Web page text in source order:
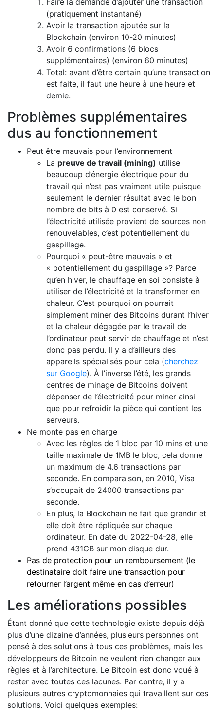
Faire la demande d’ajouter une transaction
(pratiquement instantané)
Avoir la transaction ajoutée sur la
Blockchain (environ 10-20 minutes)
Avoir 6 confirmations (6 blocs
supplémentaires) (environ 60 minutes)
Total: avant d’être certain qu’une transaction
est faite, il faut une heure à une heure et
demie.
Problèmes supplémentaires
dus au fonctionnement
Peut être mauvais pour l’environnement
La preuve de travail (mining) utilise
beaucoup d’énergie électrique pour du
travail qui n’est pas vraiment utile puisque
seulement le dernier résultat avec le bon
nombre de bits à 0 est conservé. Si
l’électricité utilisée provient de sources non
renouvelables, c’est potentiellement du
gaspillage.
Pourquoi « peut-être mauvais » et
« potentiellement du gaspillage »? Parce
qu’en hiver, le chauffage en soi consiste à
utiliser de l’électricité et la transformer en
chaleur. C’est pourquoi on pourrait
simplement miner des Bitcoins durant l’hiver
et la chaleur dégagée par le travail de
l’ordinateur peut servir de chauffage et n’est
donc pas perdu. Il y a d’ailleurs des
appareils spécialisés pour cela (cherchez
sur Google). À l’inverse l’été, les grands
centres de minage de Bitcoins doivent
dépenser de l’électricité pour miner ainsi
que pour refroidir la pièce qui contient les
serveurs.
Ne monte pas en charge
Avec les règles de 1 bloc par 10 mins et une
taille maximale de 1MB le bloc, cela donne
un maximum de 4.6 transactions par
seconde. En comparaison, en 2010, Visa
s’occupait de 24000 transactions par
seconde.
En plus, la Blockchain ne fait que grandir et
elle doit être répliquée sur chaque
ordinateur. En date du 2022-04-28, elle
prend 431GB sur mon disque dur.
Pas de protection pour un remboursement (le
destinataire doit faire une transaction pour
retourner l’argent même en cas d’erreur)
Les améliorations possibles
Étant donné que cette technologie existe depuis déjà
plus d’une dizaine d’années, plusieurs personnes ont
pensé à des solutions à tous ces problèmes, mais les
développeurs de Bitcoin ne veulent rien changer aux
règles et à l’architecture. Le Bitcoin est donc voué à
rester avec toutes ces lacunes. Par contre, il y a
plusieurs autres cryptomonnaies qui travaillent sur ces
solutions. Voici quelques exemples: